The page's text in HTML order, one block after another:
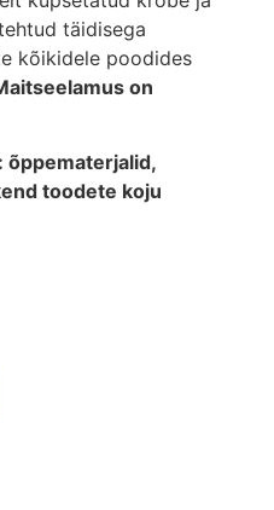
täidisega
kõikidele poodides
on
õppematerjalid,
toodete koju